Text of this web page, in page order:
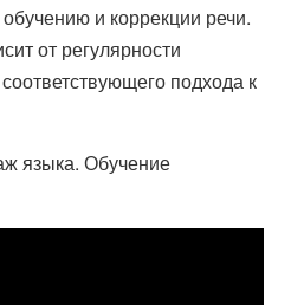
и коррекции речи.
от регулярности
подхода к
языка. Обучение